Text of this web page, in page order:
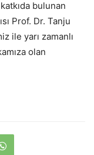
bulunan
Prof. Dr. Tanju
ile yarı zamanlı
olan